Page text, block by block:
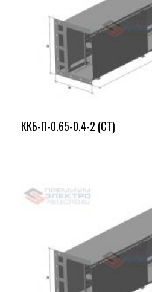
ККБ-П-0.65-0.4-2 (СТ)